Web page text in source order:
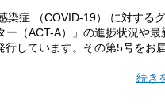
染症 （COVID-19） に対する
ー（ACT-A）」の進捗状況や最
しています。その第5号をお
続き